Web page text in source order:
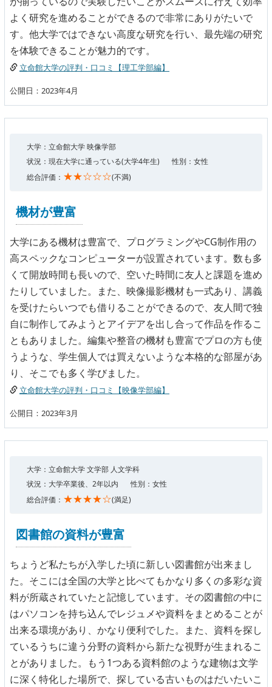
よく研究を進めることができるので非常にありがたいで
す。他大学ではできない高度な研究を行い、最先端の研究
を体験できることが魅力的です。
立命館大学の評判・口コミ【理工学部編】
公開日：2023年4月
大学：立命館大学 映像学部
状況：現在大学に通っている(大学4年生)
性別：女性
総合評価： ★★☆☆☆(不満)
機材が豊富
大学にある機材は豊富で、プログラミングやCG制作用の
高スペックなコンピューターが設置されています。数も多
くて開放時間も長いので、空いた時間に友人と課題を進め
たりしていました。また、映像撮影機材も一式あり、講義
を受けたらいつでも借りることができるので、友人間で独
自に制作してみようとアイデアを出し合って作品を作るこ
ともありました。編集や整音の機材も豊富でプロの方も使
うような、学生個人では買えないような本格的な部屋があ
り、そこでも多く学びました。
立命館大学の評判・口コミ【映像学部編】
公開日：2023年3月
大学：立命館大学 文学部 人文学科
状況：大学卒業後、2年以内
性別：女性
総合評価： ★★★★☆(満足)
図書館の資料が豊富
ちょうど私たちが入学した頃に新しい図書館が出来まし
た。そこには全国の大学と比べてもかなり多くの多彩な資
料が所蔵されていたと記憶しています。その図書館の中に
はパソコンを持ち込んでレジュメや資料をまとめることが
出来る環境があり、かなり便利でした。また、資料を探し
ているうちに違う分野の資料から新たな視野が生まれるこ
とがありました。もう1つある資料館のような建物は文学
に深く特化した場所で、探している古いものはだいたいこ